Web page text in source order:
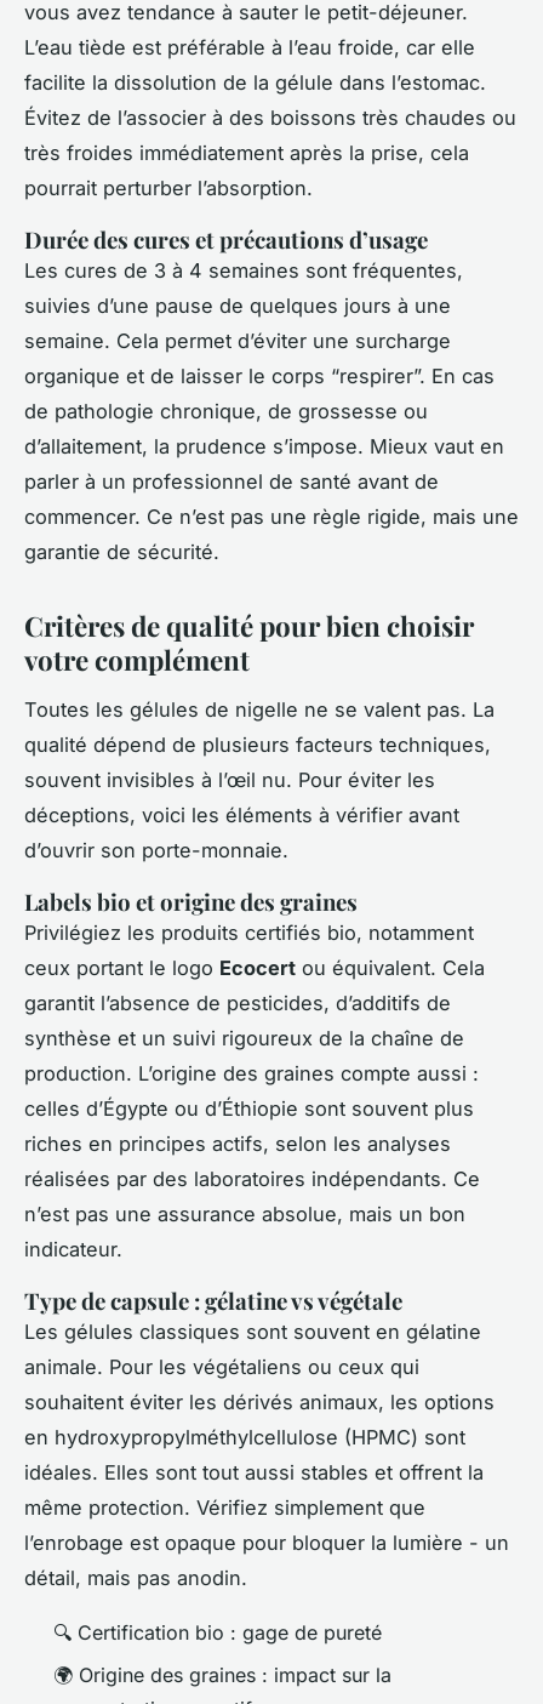
vous avez tendance à sauter le petit-déjeuner.
L’eau tiède est préférable à l’eau froide, car elle
facilite la dissolution de la gélule dans l’estomac.
Évitez de l’associer à des boissons très chaudes ou
très froides immédiatement après la prise, cela
pourrait perturber l’absorption.
Durée des cures et précautions d’usage
Les cures de 3 à 4 semaines sont fréquentes,
suivies d’une pause de quelques jours à une
semaine. Cela permet d’éviter une surcharge
organique et de laisser le corps “respirer”. En cas
de pathologie chronique, de grossesse ou
d’allaitement, la prudence s’impose. Mieux vaut en
parler à un professionnel de santé avant de
commencer. Ce n’est pas une règle rigide, mais une
garantie de sécurité.
Critères de qualité pour bien choisir
votre complément
Toutes les gélules de nigelle ne se valent pas. La
qualité dépend de plusieurs facteurs techniques,
souvent invisibles à l’œil nu. Pour éviter les
déceptions, voici les éléments à vérifier avant
d’ouvrir son porte-monnaie.
Labels bio et origine des graines
Privilégiez les produits certifiés bio, notamment
ceux portant le logo Ecocert ou équivalent. Cela
garantit l’absence de pesticides, d’additifs de
synthèse et un suivi rigoureux de la chaîne de
production. L’origine des graines compte aussi :
celles d’Égypte ou d’Éthiopie sont souvent plus
riches en principes actifs, selon les analyses
réalisées par des laboratoires indépendants. Ce
n’est pas une assurance absolue, mais un bon
indicateur.
Type de capsule : gélatine vs végétale
Les gélules classiques sont souvent en gélatine
animale. Pour les végétaliens ou ceux qui
souhaitent éviter les dérivés animaux, les options
en hydroxypropylméthylcellulose (HPMC) sont
idéales. Elles sont tout aussi stables et offrent la
même protection. Vérifiez simplement que
l’enrobage est opaque pour bloquer la lumière - un
détail, mais pas anodin.
🔍 Certification bio : gage de pureté
🌍 Origine des graines : impact sur la